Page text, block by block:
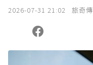
2026-07-31 21:02 旅奇